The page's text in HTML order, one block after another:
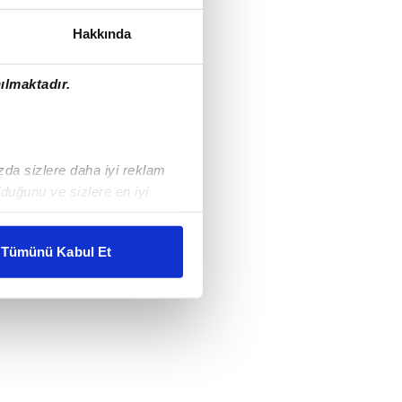
Hakkında
sizlere daha iyi reklam
ve sizlere en iyi
gösterilmeyecektir."
sunulması
ve sizlere yönelik
Tümünü Kabul Et